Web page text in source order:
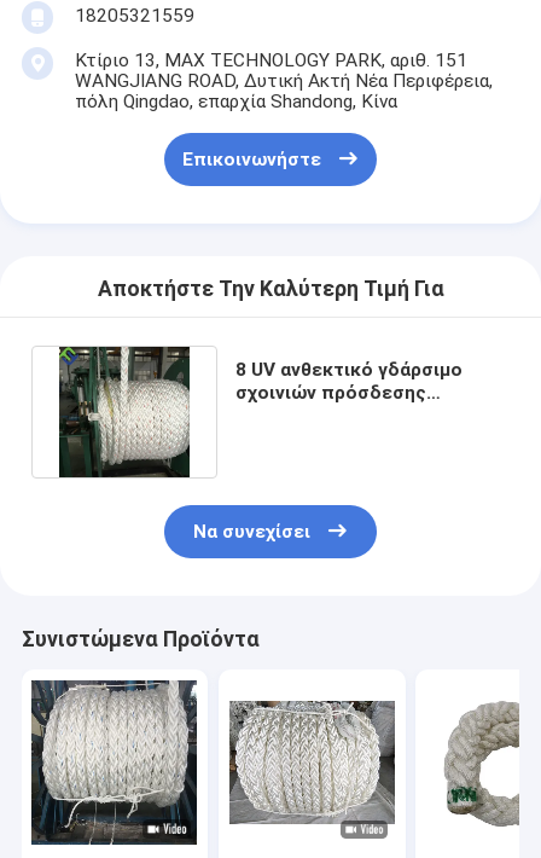
18205321559
Κτίριο 13, MAX TECHNOLOGY PARK, αριθ. 151
WANGJIANG ROAD, Δυτική Ακτή Νέα Περιφέρεια,
πόλη Qingdao, επαρχία Shandong, Κίνα
Επικοινωνήστε
Αποκτήστε Την Καλύτερη Τιμή Για
8 UV ανθεκτικό γδάρσιμο
σχοινιών πρόσδεσης
Να συνεχίσει
Συνιστώμενα Προϊόντα